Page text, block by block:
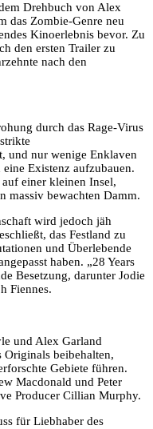
Drehbuch von Alex
das Zombie-Genre neu
Kinoerlebnis bevor. Zu
den ersten Trailer zu
nach den
durch das Rage-Virus
und nur wenige Enklaven
Existenz aufzubauen.
einer kleinen Insel,
massiv bewachten Damm.
wird jedoch jäh
das Festland zu
und Überlebende
haben. „28 Years
Besetzung, darunter Jodie
Fiennes.
und Alex Garland
Originals beibehalten,
Gebiete führen.
Macdonald und Peter
Producer Cillian Murphy.
für Liebhaber des